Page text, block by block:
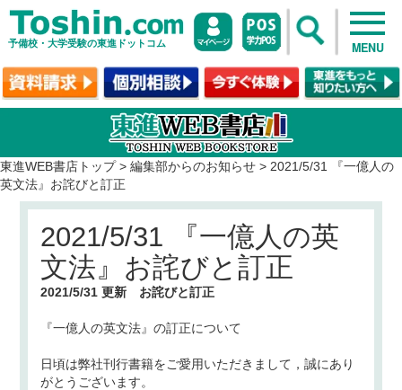
予備校・大学受験の東進ドットコム MENU
東進WEB書店トップ> 編集部からのお知らせ > 2021/5/31 『一億人の
英文法』お詫びと訂正
2021/5/31 『一億人の英
文法』お詫びと訂正
2021/5/31 更新 お詫びと訂正
『一億人の英文法』 の訂正について
日頃は弊社刊行書籍をご愛用いただきまして，誠にあり
がとうございます。